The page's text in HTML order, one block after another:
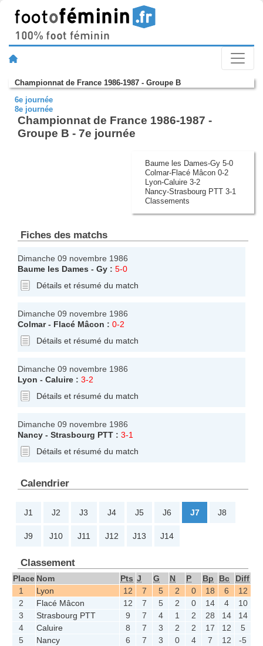
Championnat de France 1986-1987 - Groupe B
6e journée
8e journée
Championnat de France 1986-1987 -
Groupe B - 7e journée
Baume les Dames-Gy 5-0
Colmar-Flacé Mâcon 0-2
Lyon-Caluire 3-2
Nancy-Strasbourg PTT 3-1
Classements
Fiches des matchs
Dimanche 09 novembre 1986
Baume les Dames - Gy : 5-0
Détails et résumé du match
Dimanche 09 novembre 1986
Colmar- Flacé Mâcon : 0-2
Détails et résumé du match
Dimanche 09 novembre 1986
Lyon - Caluire : 3-2
Détails et résumé du match
Dimanche 09 novembre 1986
Nancy - Strasbourg PTT : 3-1
Détails et résumé du match
Calendrier
J1 J2 J3 J4 J5 J6 J7 J8
J9 J10 J11 J12 J13 J14
Classement
Place Nom Pts J G N P Bp Bc
Diff
1
Lyon 12 7 5 2 0 18 6
12
2
Flacé Mâcon 12 7 5 2 0 14 4
10
3
Strasbourg PTT 9 7 4 1 2 28 14
14
4
Caluire 8 7 3 2 2 17 12
5
5
Nancy 6 7 3 0 4 7 12
-5